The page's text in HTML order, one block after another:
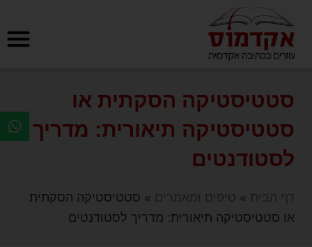
סטטיסטיקה הסקתית או
סטטיסטיקה תיאורית: מדריך
לסטודנטים
»
» סטטיסטיקה הסקתית
או סטטיסטיקה תיאורית: מדריך לסטודנטים